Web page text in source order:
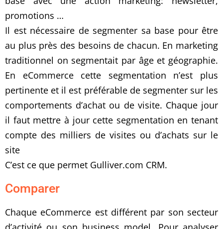
promotions …
Il est nécessaire de segmenter sa base pour être
au plus près des besoins de chacun. En marketing
traditionnel on segmentait par âge et géographie.
En eCommerce cette segmentation n’est plus
pertinente et il est préférable de segmenter sur les
comportements d’achat ou de visite. Chaque jour
il faut mettre à jour cette segmentation en tenant
compte des milliers de visites ou d’achats sur le
site
C’est ce que permet Gulliver.com CRM.
Comparer
Chaque eCommerce est différent par son secteur